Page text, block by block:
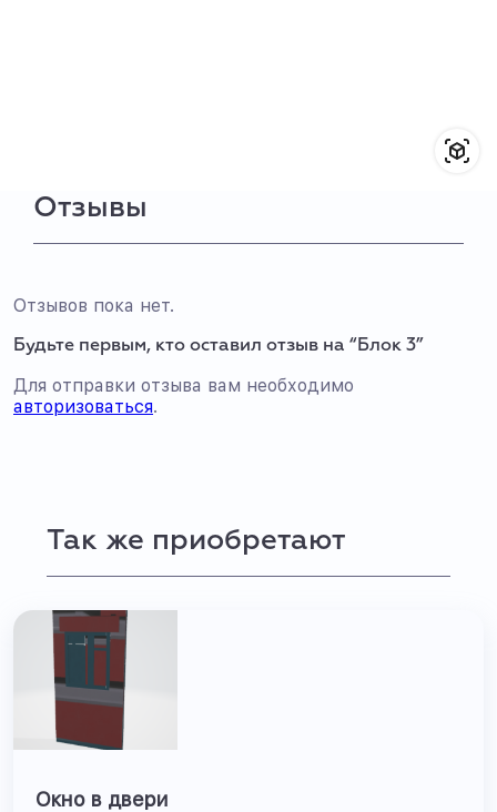
Отзывы
Отзывов пока нет.
Будьте первым, кто оставил отзыв на “Блок 3”
Для отправки отзыва вам необходимо
авторизоваться.
Так же приобретают
Окно в двери